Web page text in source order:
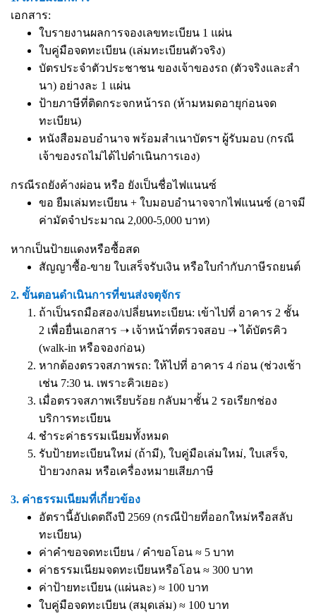
เอกสาร:
ใบรายงานผลการจองเลขทะเบียน 1 แผ่น
ใบคู่มือจดทะเบียน (เล่มทะเบียนตัวจริง)
บัตรประจำตัวประชาชน ของเจ้าของรถ (ตัวจริงและสำ
นา) อย่างละ 1 แผ่น
ป้ายภาษีที่ติดกระจกหน้ารถ (ห้ามหมดอายุก่อนจด
ทะเบียน)
หนังสือมอบอำนาจ พร้อมสำเนาบัตรฯ ผู้รับมอบ (กรณี
เจ้าของรถไม่ได้ไปดำเนินการเอง)
กรณีรถยังค้างผ่อน หรือ ยังเป็นชื่อไฟแนนซ์
ขอ ยืมเล่มทะเบียน + ใบมอบอำนาจจากไฟแนนซ์ (อาจมี
ค่ามัดจำประมาณ 2,000-5,000 บาท)
หากเป็นป้ายแดงหรือซื้อสด
สัญญาซื้อ-ขาย ใบเสร็จรับเงิน หรือใบกำกับภาษีรถยนต์
2. ขั้นตอนดำเนินการที่ขนส่งจตุจักร
ถ้าเป็นรถมือสอง/เปลี่ยนทะเบียน: เข้าไปที่ อาคาร 2 ชั้น
2 เพื่อยื่นเอกสาร ➝ เจ้าหน้าที่ตรวจสอบ ➝ ได้บัตรคิว
(walk-in หรือจองก่อน)
หากต้องตรวจสภาพรถ: ให้ไปที่ อาคาร 4 ก่อน (ช่วงเช้า
เช่น 7:30 น. เพราะคิวเยอะ)
เมื่อตรวจสภาพเรียบร้อย กลับมาชั้น 2 รอเรียกช่อง
บริการทะเบียน
ชำระค่าธรรมเนียมทั้งหมด
รับป้ายทะเบียนใหม่ (ถ้ามี), ใบคู่มือเล่มใหม่, ใบเสร็จ,
ป้ายวงกลม หรือเครื่องหมายเสียภาษี
3. ค่าธรรมเนียมที่เกี่ยวข้อง
อัตรานี้อัปเดตถึงปี 2569 (กรณีป้ายที่ออกใหม่หรือสลับ
ทะเบียน)
ค่าคำขอจดทะเบียน / คำขอโอน ≈ 5 บาท
ค่าธรรมเนียมจดทะเบียนหรือโอน ≈ 300 บาท
ค่าป้ายทะเบียน (แผ่นละ) ≈ 100 บาท
ใบคู่มือจดทะเบียน (สมุดเล่ม) ≈ 100 บาท